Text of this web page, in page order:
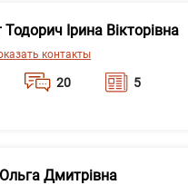
Ірина Вікторівна
контакты
20 5
Дмитрівна